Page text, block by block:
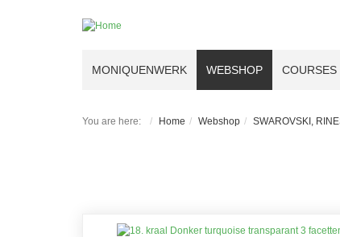
MONIQUENWERK WEBSHOP COURSES
You are here: Home Webshop SWAROVSKI,